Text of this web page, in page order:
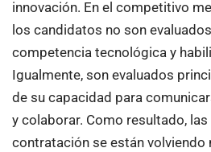
innovación. En el competitivo
los candidatos no son
competencia tecnológica y
Igualmente, son evaluados
de su capacidad para
y colaborar. Como resultado,
contratación se están volviendo